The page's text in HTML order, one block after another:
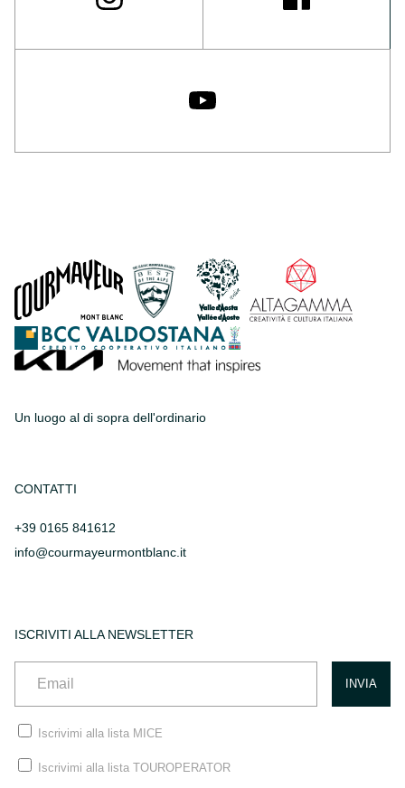
Un luogo al di sopra dell'ordinario
CONTATTI
+39 0165 841612
info@courmayeurmontblanc.it
ISCRIVITI ALLA NEWSLETTER
Iscrivimi alla lista MICE
Iscrivimi alla lista TOUROPERATOR